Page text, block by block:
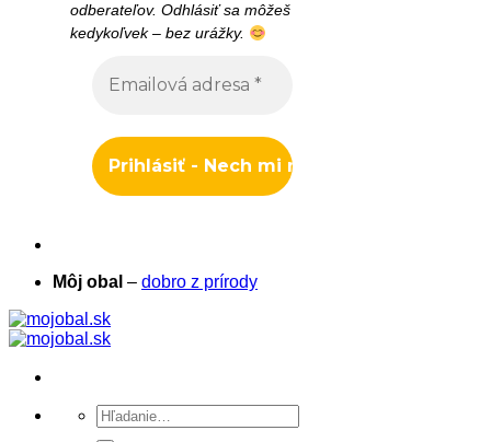
odberateľov. Odhlásiť sa môžeš
kedykoľvek – bez urážky.
Môj obal – dobro z prírody
Hľadať: